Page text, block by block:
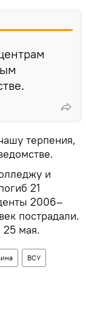
терпения,
и
21
2006–
пострадали.
мая.
ВСУ